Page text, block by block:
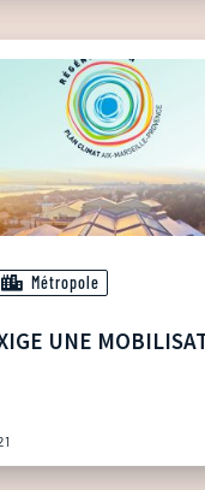
Métropole
UNE